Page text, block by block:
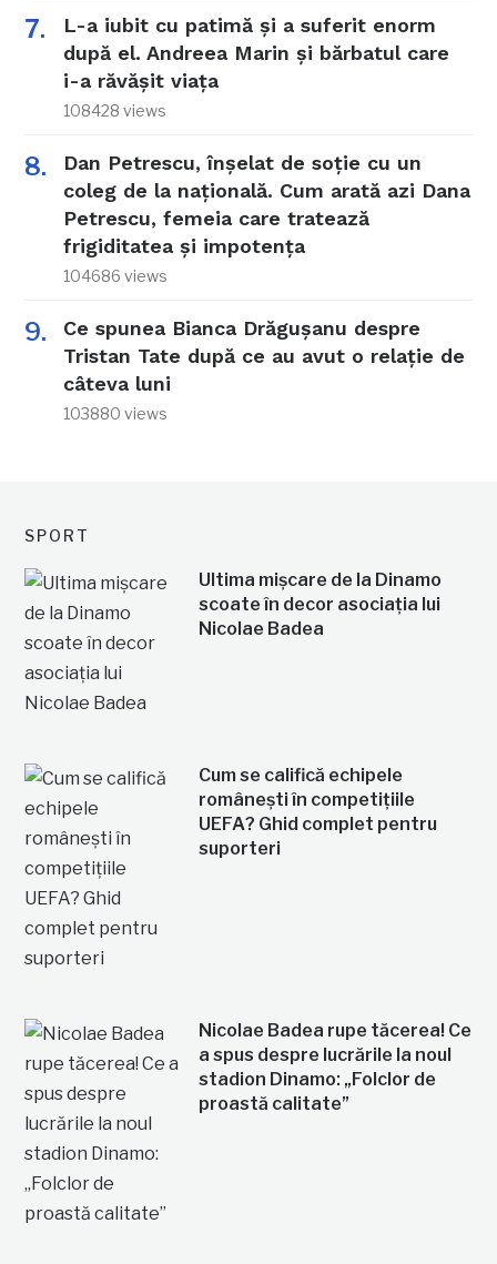
L-a iubit cu patimă și a suferit enorm
după el. Andreea Marin și bărbatul care
i-a răvășit viața
108428 views
Dan Petrescu, înșelat de soție cu un
coleg de la națională. Cum arată azi Dana
Petrescu, femeia care tratează
frigiditatea și impotența
104686 views
Ce spunea Bianca Drăgușanu despre
Tristan Tate după ce au avut o relație de
câteva luni
103880 views
SPORT
Ultima mișcare de la Dinamo
scoate în decor asociația lui
Nicolae Badea
Cum se califică echipele
românești în competițiile
UEFA? Ghid complet pentru
suporteri
Nicolae Badea rupe tăcerea! Ce
a spus despre lucrările la noul
stadion Dinamo: „Folclor de
proastă calitate”